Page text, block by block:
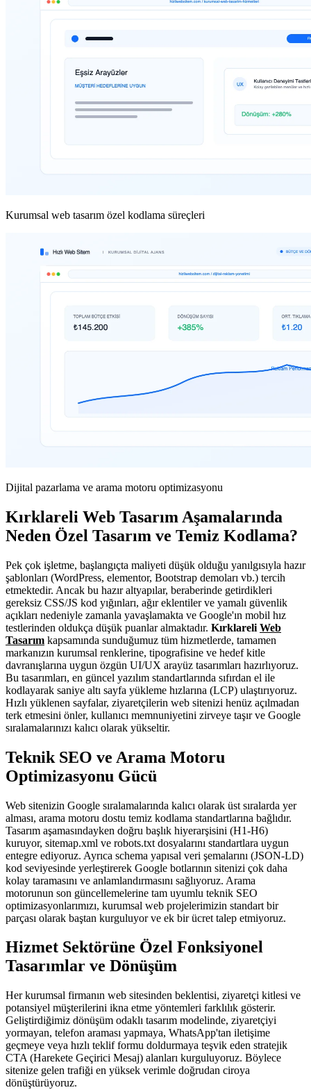
Kurumsal web tasarım özel kodlama süreçleri
Dijital pazarlama ve arama motoru optimizasyonu
Kırklareli Web Tasarım Aşamalarında
Neden Özel Tasarım ve Temiz Kodlama?
Pek çok işletme, başlangıçta maliyeti düşük olduğu yanılgısıyla hazır
şablonları (WordPress, elementor, Bootstrap demoları vb.) tercih
etmektedir. Ancak bu hazır altyapılar, beraberinde getirdikleri
gereksiz CSS/JS kod yığınları, ağır eklentiler ve yamalı güvenlik
açıkları nedeniyle zamanla yavaşlamakta ve Google'ın mobil hız
testlerinden oldukça düşük puanlar almaktadır. Kırklareli Web
Tasarım kapsamında sunduğumuz tüm hizmetlerde, tamamen
markanızın kurumsal renklerine, tipografisine ve hedef kitle
davranışlarına uygun özgün UI/UX arayüz tasarımları hazırlıyoruz.
Bu tasarımları, en güncel yazılım standartlarında sıfırdan el ile
kodlayarak saniye altı sayfa yükleme hızlarına (LCP) ulaştırıyoruz.
Hızlı yüklenen sayfalar, ziyaretçilerin web sitenizi henüz açılmadan
terk etmesini önler, kullanıcı memnuniyetini zirveye taşır ve Google
sıralamalarınızı kalıcı olarak yükseltir.
Teknik SEO ve Arama Motoru
Optimizasyonu Gücü
Web sitenizin Google sıralamalarında kalıcı olarak üst sıralarda yer
alması, arama motoru dostu temiz kodlama standartlarına bağlıdır.
Tasarım aşamasındayken doğru başlık hiyerarşisini (H1-H6)
kuruyor, sitemap.xml ve robots.txt dosyalarını standartlara uygun
entegre ediyoruz. Ayrıca schema yapısal veri şemalarını (JSON-LD)
kod seviyesinde yerleştirerek Google botlarının sitenizi çok daha
kolay taramasını ve anlamlandırmasını sağlıyoruz. Arama
motorunun son güncellemelerine tam uyumlu teknik SEO
optimizasyonlarımızı, kurumsal web projelerimizin standart bir
parçası olarak baştan kurguluyor ve ek bir ücret talep etmiyoruz.
Hizmet Sektörüne Özel Fonksiyonel
Tasarımlar ve Dönüşüm
Her kurumsal firmanın web sitesinden beklentisi, ziyaretçi kitlesi ve
potansiyel müşterilerini ikna etme yöntemleri farklılık gösterir.
Geliştirdiğimiz dönüşüm odaklı tasarım modelinde, ziyaretçiyi
yormayan, telefon araması yapmaya, WhatsApp'tan iletişime
geçmeye veya hızlı teklif formu doldurmaya teşvik eden stratejik
CTA (Harekete Geçirici Mesaj) alanları kurguluyoruz. Böylece
sitenize gelen trafiği en yüksek verimle doğrudan ciroya
dönüştürüyoruz.